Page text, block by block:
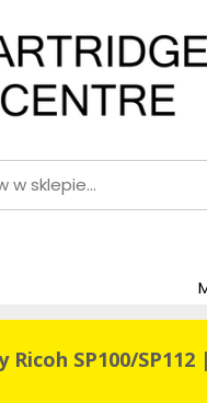
Ricoh SP100/